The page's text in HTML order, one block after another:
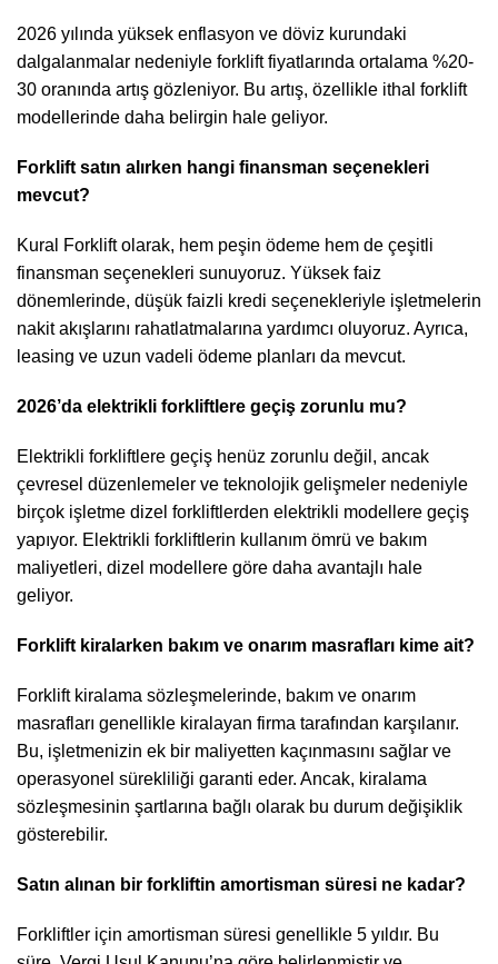
2026 yılında yüksek enflasyon ve döviz kurundaki
dalgalanmalar nedeniyle forklift fiyatlarında ortalama %20-
30 oranında artış gözleniyor. Bu artış, özellikle ithal forklift
modellerinde daha belirgin hale geliyor.
Forklift satın alırken hangi finansman seçenekleri
mevcut?
Kural Forklift olarak, hem peşin ödeme hem de çeşitli
finansman seçenekleri sunuyoruz. Yüksek faiz
dönemlerinde, düşük faizli kredi seçenekleriyle işletmelerin
nakit akışlarını rahatlatmalarına yardımcı oluyoruz. Ayrıca,
leasing ve uzun vadeli ödeme planları da mevcut.
2026’da elektrikli forkliftlere geçiş zorunlu mu?
Elektrikli forkliftlere geçiş henüz zorunlu değil, ancak
çevresel düzenlemeler ve teknolojik gelişmeler nedeniyle
birçok işletme dizel forkliftlerden elektrikli modellere geçiş
yapıyor. Elektrikli forkliftlerin kullanım ömrü ve bakım
maliyetleri, dizel modellere göre daha avantajlı hale
geliyor.
Forklift kiralarken bakım ve onarım masrafları kime ait?
Forklift kiralama sözleşmelerinde, bakım ve onarım
masrafları genellikle kiralayan firma tarafından karşılanır.
Bu, işletmenizin ek bir maliyetten kaçınmasını sağlar ve
operasyonel sürekliliği garanti eder. Ancak, kiralama
sözleşmesinin şartlarına bağlı olarak bu durum değişiklik
gösterebilir.
Satın alınan bir forkliftin amortisman süresi ne kadar?
Forkliftler için amortisman süresi genellikle 5 yıldır. Bu